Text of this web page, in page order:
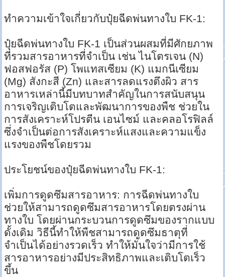
ทำความเข้าใจเกี่ยวกับปุ๋ยฉีดพ่นทางใบ FK-1:
ปุ๋ยฉีดพ่นทางใบ FK-1 เป็นส่วนผสมที่มีศักยภาพ
ที่รวมสารอาหารที่จำเป็น เช่น ไนโตรเจน (N)
ฟอสฟอรัส (P) โพแทสเซียม (K) แมกนีเซียม
(Mg) สังกะสี (Zn) และสารลดแรงตึงผิว สาร
อาหารเหล่านี้มีบทบาทสำคัญในการสนับสนุน
การเจริญเติบโตและพัฒนาการของพืช ช่วยใน
การสังเคราะห์โปรตีน เอนไซม์ และคลอโรฟิลล์
ซึ่งจำเป็นต่อการสังเคราะห์แสงและความแข็ง
แรงของพืชโดยรวม
ประโยชน์ของปุ๋ยฉีดพ่นทางใบ FK-1:
เพิ่มการดูดซึมสารอาหาร: การฉีดพ่นทางใบ
ช่วยให้สามารถดูดซึมสารอาหารโดยตรงผ่าน
ทางใบ โดยผ่านกระบวนการดูดซึมของรากแบบ
ดั้งเดิม วิธีนี้ทำให้พืชสามารถดูดซึมธาตุที่
จำเป็นได้อย่างรวดเร็ว ทำให้มั่นใจว่ามีการใช้
สารอาหารอย่างมีประสิทธิภาพและเติบโตเร็ว
ขึ้น